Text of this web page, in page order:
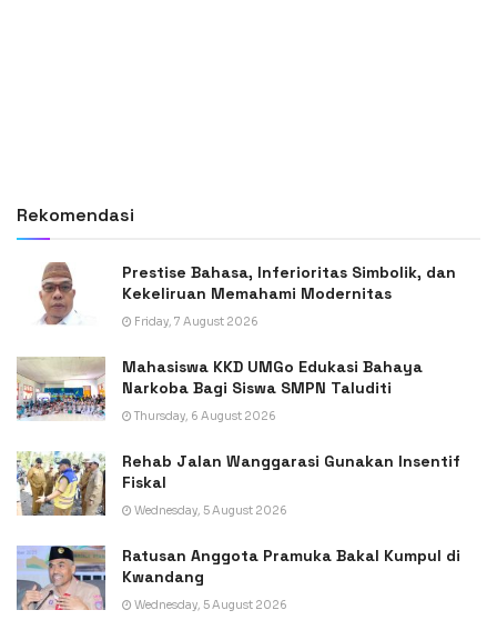
Rekomendasi
Prestise Bahasa, Inferioritas Simbolik, dan
Kekeliruan Memahami Modernitas
Friday, 7 August 2026
Mahasiswa KKD UMGo Edukasi Bahaya
Narkoba Bagi Siswa SMPN Taluditi
Thursday, 6 August 2026
Rehab Jalan Wanggarasi Gunakan Insentif
Fiskal
Wednesday, 5 August 2026
Ratusan Anggota Pramuka Bakal Kumpul di
Kwandang
Wednesday, 5 August 2026